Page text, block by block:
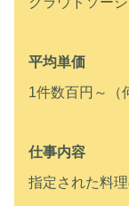
平均単価
1件数百円～（
仕事内容
指定された料